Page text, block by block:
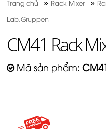
Trang chủ Rack Mixer
Lab.Gruppen
CM41 Rack
Mã sản phẩm: